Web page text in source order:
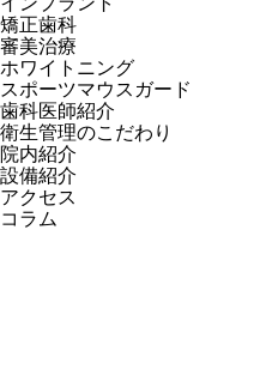
矯正歯科
審美治療
ホワイトニング
スポーツマウスガード
歯科医師紹介
衛生管理のこだわり
院内紹介
設備紹介
アクセス
コラム